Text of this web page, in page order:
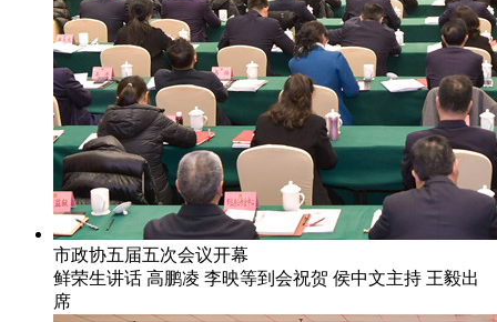
市政协五届五次会议开幕
鲜荣生讲话 高鹏凌 李映等到会祝贺 侯中文主持 王毅出
席